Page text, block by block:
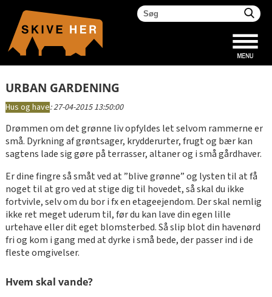
URBAN GARDENING
Hus og have:27-04-2015 13:50:00
Drømmen om det grønne liv opfyldes let selvom rammerne er
små. Dyrkning af grøntsager, krydderurter, frugt og bær kan
sagtens lade sig gøre på terrasser, altaner og i små gårdhaver.
Er dine fingre så småt ved at ”blive grønne” og lysten til at få
noget til at gro ved at stige dig til hovedet, så skal du ikke
fortvivle, selv om du bor i fx en etageejendom. Der skal nemlig
ikke ret meget uderum til, før du kan lave din egen lille
urtehave eller dit eget blomsterbed. Så slip blot din havenørd
fri og kom i gang med at dyrke i små bede, der passer ind i de
fleste omgivelser.
Hvem skal vande?